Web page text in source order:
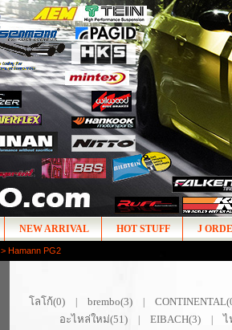
NEW ARRIVAL HOT STUFF J
> Hamann PG2
โลโก้(0) brembo(3)
อะไหล่ใหม่(51)
EIBACH(3)
ไ